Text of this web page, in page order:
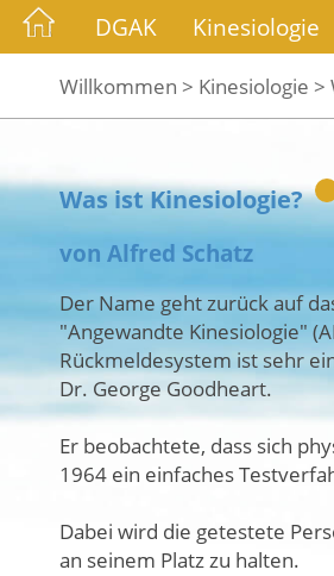
DGAK Kinesiologie
Willkommen > Kinesiologie >
Was ist Kinesiologie?
von Alfred Schatz
Der Name geht zurück auf
"Angewandte Kinesiologie"
Rückmeldesystem ist sehr
Dr. George Goodheart.
Er beobachtete, dass sich
1964 ein einfaches
Dabei wird die getestete
an seinem Platz zu halten.